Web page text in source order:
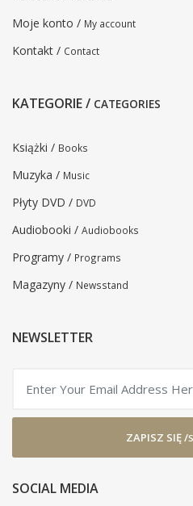
Moje konto / My account
Kontakt / Contact
KATEGORIE / CATEGORIES
Książki / Books
Muzyka / Music
Płyty DVD / DVD
Audiobooki / Audiobooks
Programy / Programs
Magazyny / Newsstand
NEWSLETTER
ZAPISZ SIĘ /
SOCIAL MEDIA